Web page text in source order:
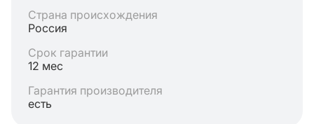
Страна происхождения
Россия
Срок гарантии
12 мес
Гарантия производителя
есть